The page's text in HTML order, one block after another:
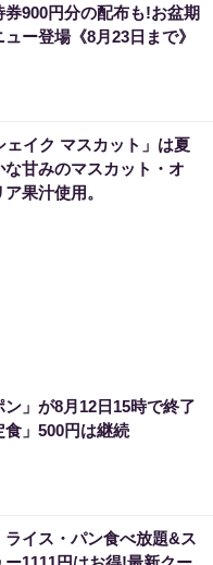
券900円分の配布も!お盆期
ー登場《8月23日まで》
ェイク マスカット」は夏
甘みのマスカット・オ
果汁使用。
」が8月12日15時で終了
」500円は継続
ライス・パン食べ放題&ス